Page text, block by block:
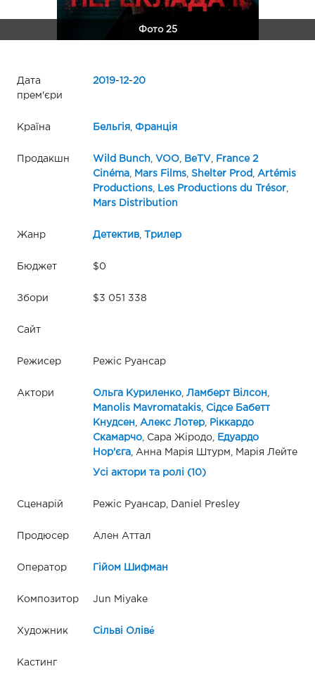
Фото 25
Дата
прем'єри
2019-12-20
Країна Бельгія, Франція
Продакшн Wild Bunch VOO, BeTV
France 2
Cinéma, Mars Films, Shelter Prod
Artémis
Productions, Les Productions du Trésor,
Mars Distribution
Жанр Детектив, Трилер
Бюджет $0
Збори $3 051 338
Сайт
Режисер Режіс Руансар
Актори Ольга Куриленко, Ламберт Вілсон
Manolis Mavromatakis,
Сідсе Бабетт
Кнудсен
Алекс Лотер,
Ріккардо
Скамарчо, Сара Жіродо,
Едуардо
Нор'єга, Анна Марія Штурм, Марія Лейте
Усі актори та ролі (10)
Сценарій Режіс Руансар, Daniel Presley
Продюсер Ален Аттал
Оператор Гійом Шифман
Композитор Jun Miyake
Художник Сільві Оліве́
Кастинг